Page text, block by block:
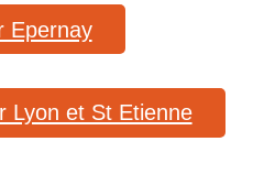
Epernay
Lyon et St Etienne